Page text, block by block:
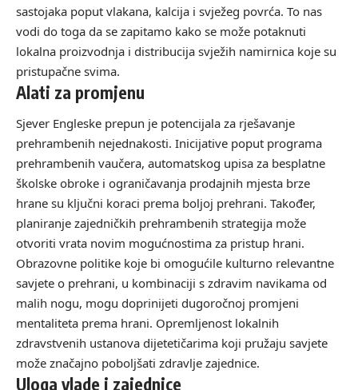
sastojaka poput vlakana, kalcija i svježeg povrća. To nas
vodi do toga da se zapitamo kako se može potaknuti
lokalna proizvodnja i distribucija svježih namirnica koje su
pristupačne svima.
Alati za promjenu
Sjever Engleske prepun je potencijala za rješavanje
prehrambenih nejednakosti. Inicijative poput programa
prehrambenih vaučera, automatskog upisa za besplatne
školske obroke i ograničavanja prodajnih mjesta brze
hrane su ključni koraci prema boljoj prehrani. Također,
planiranje zajedničkih prehrambenih strategija može
otvoriti vrata novim mogućnostima za pristup hrani.
Obrazovne politike koje bi omogućile kulturno relevantne
savjete o prehrani, u kombinaciji s zdravim navikama od
malih nogu, mogu doprinijeti dugoročnoj promjeni
mentaliteta prema hrani. Opremljenost lokalnih
zdravstvenih ustanova dijetetičarima koji pružaju savjete
može značajno poboljšati zdravlje zajednice.
Uloga vlade i zajednice